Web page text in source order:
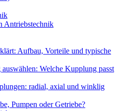
Antriebstechnik
Aufbau, Vorteile und typische
Welche Kupplung passt
radial, axial und winklig
Pumpen oder Getriebe?